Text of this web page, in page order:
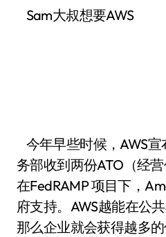
Sam大叔想要AWS
今年早些时候，AWS
务部收到两份ATO（经
在FedRAMP 项目下，
府支持。AWS越能在公
那么企业就会获得越多